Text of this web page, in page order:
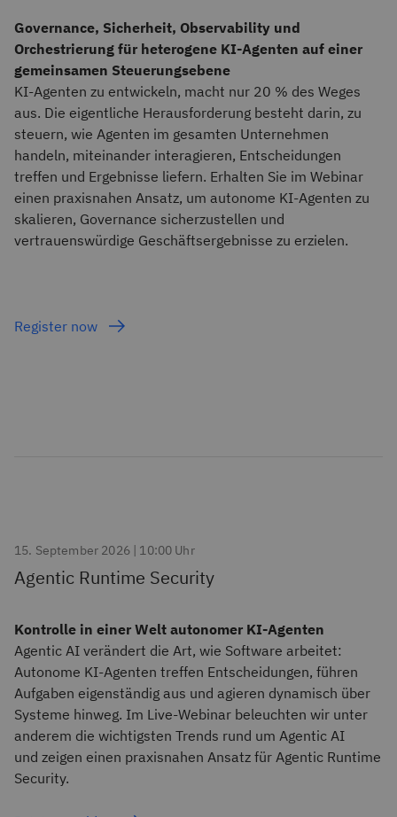
Governance, Sicherheit, Observability und
Orchestrierung für heterogene KI-Agenten auf einer
gemeinsamen Steuerungsebene
KI-Agenten zu entwickeln, macht nur 20 % des Weges
aus. Die eigentliche Herausforderung besteht darin, zu
steuern, wie Agenten im gesamten Unternehmen
handeln, miteinander interagieren, Entscheidungen
treffen und Ergebnisse liefern. Erhalten Sie im Webinar
einen praxisnahen Ansatz, um autonome KI-Agenten zu
skalieren, Governance sicherzustellen und
vertrauenswürdige Geschäftsergebnisse zu erzielen.
Register now
15. September 2026 | 10:00 Uhr
Agentic Runtime Security
Kontrolle in einer Welt autonomer KI-Agenten
Agentic AI verändert die Art, wie Software arbeitet:
Autonome KI-Agenten treffen Entscheidungen, führen
Aufgaben eigenständig aus und agieren dynamisch über
Systeme hinweg. Im Live-Webinar beleuchten wir unter
anderem die wichtigsten Trends rund um Agentic AI
und zeigen einen praxisnahen Ansatz für Agentic Runtime
Security.